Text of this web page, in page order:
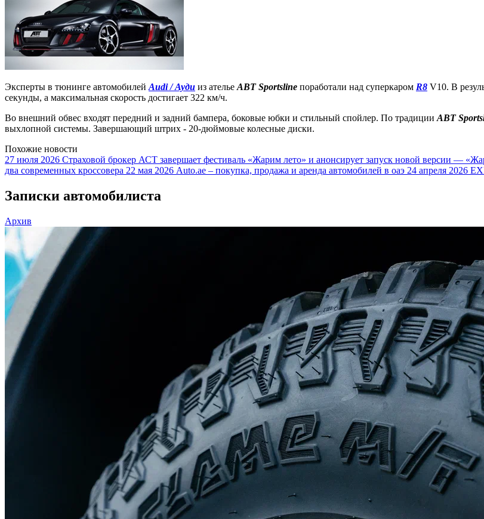
Эксперты в тюнинге автомобилей Audi / Ауди из ателье ABT Sportsline поработали над суперкаром R8 V10. В
секунды, а максимальная скорость достигает 322 км/ч.
Во внешний обвес входят передний и задний бампера, боковые юбки и стильный спойлер. По традиции ABT
выхлопной системы. Завершающий штрих - 20-дюймовые колесные диски.
Похожие новости
27 июля 2026 Страховой брокер АСТ завершает фестиваль «Жарим лето» и анонсирует запуск новой версии —
два современных кроссовера 22 мая 2026 Auto.ae – покупка, продажа и аренда автомобилей в оаэ 24 апреля 2026
Записки автомобилиста
Архив